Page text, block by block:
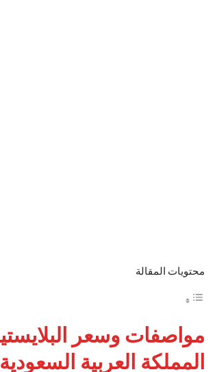
محتويات المقالة
المملكة العربية السعودية